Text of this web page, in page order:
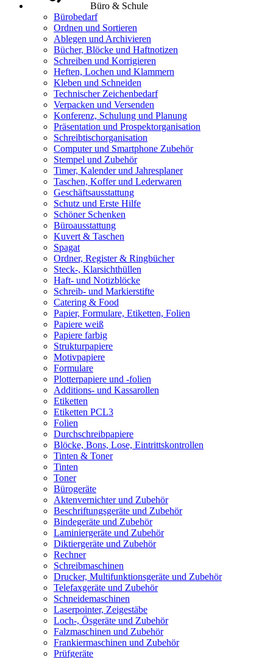
Büro & Schule
Bürobedarf
Ordnen und Sortieren
Ablegen und Archivieren
Bücher, Blöcke und Haftnotizen
Schreiben und Korrigieren
Heften, Lochen und Klammern
Kleben und Schneiden
Technischer Zeichenbedarf
Verpacken und Versenden
Konferenz, Schulung und Planung
Präsentation und Prospektorganisation
Schreibtischorganisation
Computer und Smartphone Zubehör
Stempel und Zubehör
Timer, Kalender und Jahresplaner
Taschen, Koffer und Lederwaren
Geschäftsausstattung
Schutz und Erste Hilfe
Schöner Schenken
Büroausstattung
Kuvert & Taschen
Spagat
Ordner, Register & Ringbücher
Steck-, Klarsichthüllen
Haft- und Notizblöcke
Schreib- und Markierstifte
Catering & Food
Papier, Formulare, Etiketten, Folien
Papiere weiß
Papiere farbig
Strukturpapiere
Motivpapiere
Formulare
Plotterpapiere und -folien
Additions- und Kassarollen
Etiketten
Etiketten PCL3
Folien
Durchschreibpapiere
Blöcke, Bons, Lose, Eintrittskontrollen
Tinten & Toner
Tinten
Toner
Bürogeräte
Aktenvernichter und Zubehör
Beschriftungsgeräte und Zubehör
Bindegeräte und Zubehör
Laminiergeräte und Zubehör
Diktiergeräte und Zubehör
Rechner
Schreibmaschinen
Drucker, Multifunktionsgeräte und Zubehör
Telefaxgeräte und Zubehör
Schneidemaschinen
Laserpointer, Zeigestäbe
Loch-, Ösgeräte und Zubehör
Falzmaschinen und Zubehör
Frankiermaschinen und Zubehör
Prüfgeräte